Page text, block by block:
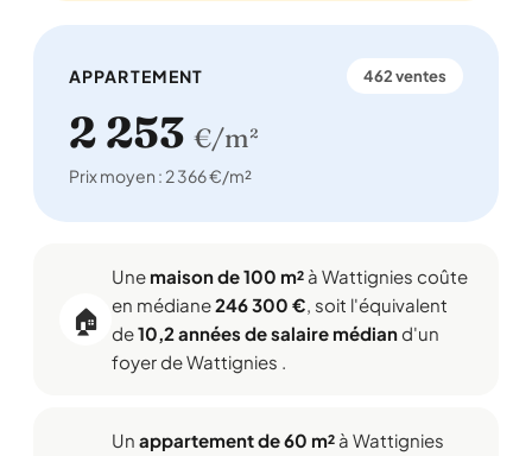
APPARTEMENT 462 ventes
2 253 €/m²
Prix moyen : 2 366 €/m²
🏠
Une maison de 100 m² à Wattignies coûte
en médiane246 300 €, soit l'équivalent
de10,2 années de salaire médiand'un
foyer de Wattignies .
Un appartement de 60 m² à Wattignies